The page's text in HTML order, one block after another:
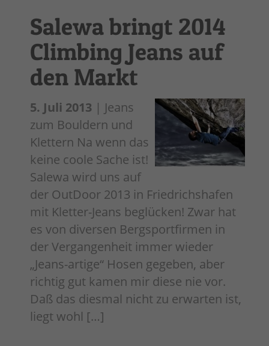
Salewa bringt 2014
Climbing Jeans auf
den Markt
5. Juli 2013 | Jeans
zum Bouldern und
Klettern Na wenn das
keine coole Sache ist!
Salewa wird uns auf
der OutDoor 2013 in Friedrichshafen
mit Kletter-Jeans beglücken! Zwar hat
es von diversen Bergsportfirmen in
der Vergangenheit immer wieder
„Jeans-artige“ Hosen gegeben, aber
richtig gut kamen mir diese nie vor.
Daß das diesmal nicht zu erwarten ist,
liegt wohl […]